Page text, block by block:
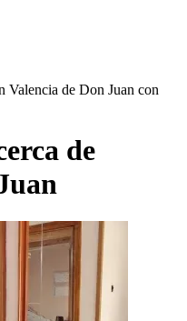
Valencia de Don Juan con
de